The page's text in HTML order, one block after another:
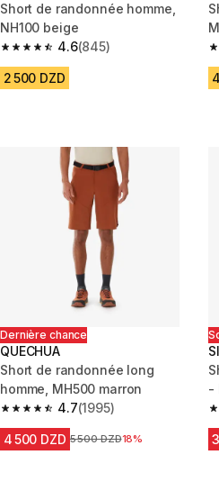
Short de randonnée homme,
NH100 beige
4.6
4.6 out of 5 stars from 845 reviews
(845)
2 500 DZD
Dernière chance
QUECHUA
Short de randonnée long
homme, MH500 marron
4.7
4.7 out of 5 stars from 1995 reviews
(1995)
4 500 DZD Prix avant la réduction
5 500 DZD18%
-